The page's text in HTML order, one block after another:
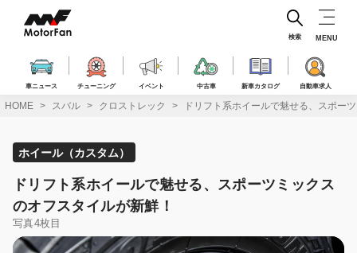
ス
車ニュース チューニング イベント 中古車 新車カタログ 自動車求人
検索 MENU
HOME スバル クロストレック ドリフト系ホイールで魅せる、スポー
ホイール（カスタム）
ドリフト系ホイールで魅せる、スポーツミックス
のオフスタイルが新鮮！
写真4枚目